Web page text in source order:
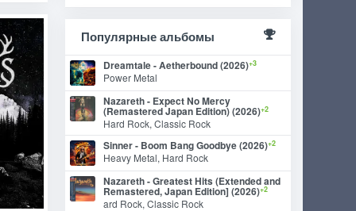
Популярные альбомы
Dreamtale - Aetherbound (2026)+3
Power Metal
Nazareth - Expect No Mercy
(Remastered Japan Edition) (2026)+2
Hard Rock, Classic Rock
Sinner - Boom Bang Goodbye (2026)+2
Heavy Metal, Hard Rock
Nazareth - Greatest Hits (Extended and
Remastered, Japan Edition] (2026)+2
ard Rock, Classic Rock